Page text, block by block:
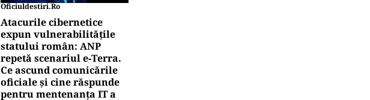
Oficiuldestiri.ro
Atacurile cibernetice
expun vulnerabilitățile
statului român: ANP
repetă scenariul e‑Terra.
Ce ascund comunicările
oficiale și cine răspunde
pentru mentenanța IT a